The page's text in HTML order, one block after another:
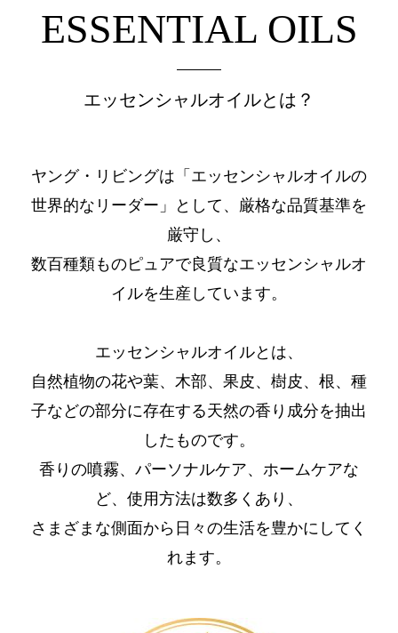
ESSENTIAL OILS
エッセンシャルオイルとは？
ヤング・リビングは「エッセンシャルオイルの
世界的なリーダー」として、厳格な品質基準を
厳守し、
数百種類ものピュアで良質なエッセンシャルオ
イルを生産しています。
エッセンシャルオイルとは、
自然植物の花や葉、木部、果皮、樹皮、根、種
子などの部分に存在する天然の香り成分を抽出
したものです。
香りの噴霧、パーソナルケア、ホームケアな
ど、使用方法は数多くあり、
さまざまな側面から日々の生活を豊かにしてく
れます。